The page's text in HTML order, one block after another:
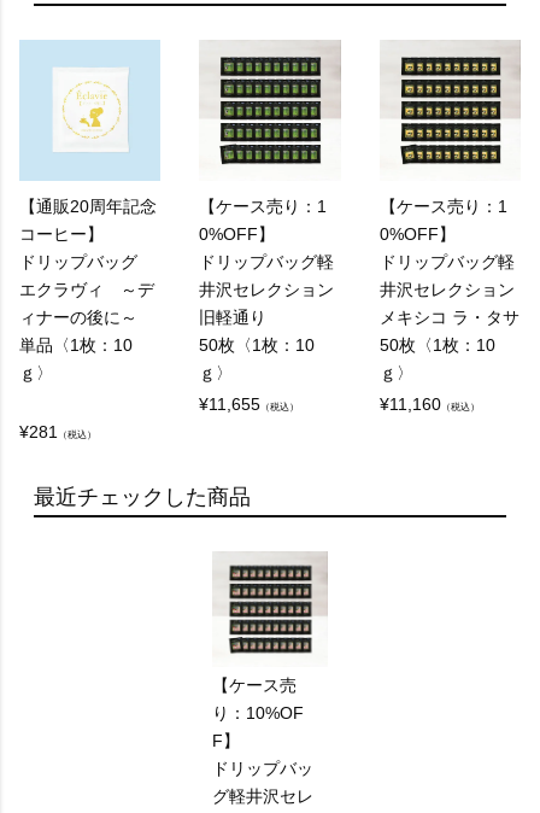
【通販20周年記念
コーヒー】
ドリップバッグ
エクラヴィ ～デ
ィナーの後に～
単品〈1枚：10
ｇ〉
¥281 （税込）
【ケース売り：1
0%OFF】
ドリップバッグ軽
井沢セレクション
旧軽通り
50枚〈1枚：10
ｇ〉
¥11,655 （税込）
【ケース売り：1
0%OFF】
ドリップバッグ軽
井沢セレクション
メキシコ ラ・タサ
50枚〈1枚：10
ｇ〉
¥11,160（税込）
最近チェックした商品
【ケース売
り：10%OF
F】
ドリップバッ
グ軽井沢セレ